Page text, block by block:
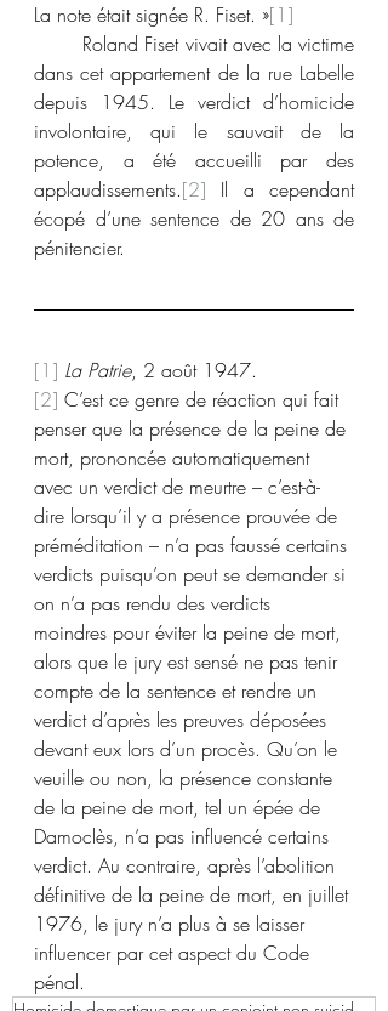
La note était signée R. Fiset. »[1]
dans cet appartement de la rue Labelle
depuis 1945. Le verdict d’homicide
involontaire, qui le sauvait de la
potence, a été accueilli par des
applaudissements.[2] Il a cependant
écopé d’une sentence de 20 ans de
pénitencier.
[1] La Patrie, 2 août 1947.
[2] C’est ce genre de réaction qui fait
penser que la présence de la peine de
mort, prononcée automatiquement
avec un verdict de meurtre – c’est-à-
dire lorsqu’il y a présence prouvée de
préméditation – n’a pas faussé certains
verdicts puisqu’on peut se demander si
on n’a pas rendu des verdicts
moindres pour éviter la peine de mort,
alors que le jury est sensé ne pas tenir
compte de la sentence et rendre un
verdict d’après les preuves déposées
devant eux lors d’un procès. Qu’on le
veuille ou non, la présence constante
de la peine de mort, tel un épée de
Damoclès, n’a pas influencé certains
verdict. Au contraire, après l’abolition
définitive de la peine de mort, en juillet
1976, le jury n’a plus à se laisser
influencer par cet aspect du Code
pénal.